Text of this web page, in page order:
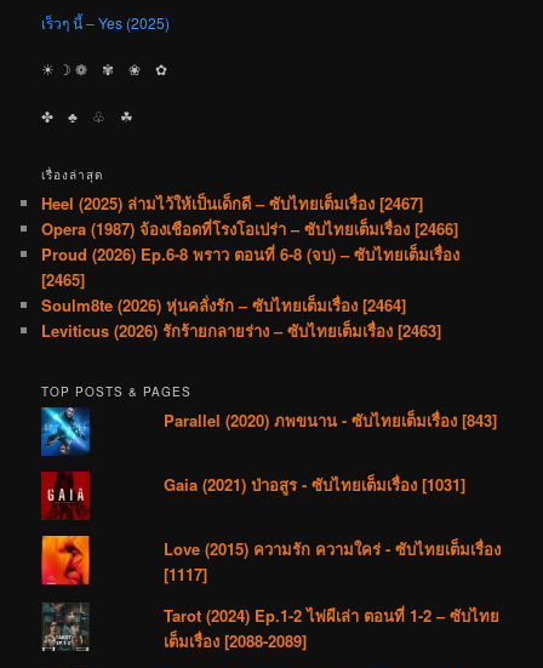
เร็วๆ นี้ – Yes (2025)
☀︎ ☽ ❁ ✾ ❀ ✿
✤ ♣︎ ♧ ☘︎
เรื่องล่าสุด
Heel (2025) ล่ามไว้ให้เป็นเด็กดี – ซับไทยเต็มเรื่อง [2467]
Opera (1987) จ้องเชือดที่โรงโอเปร่า – ซับไทยเต็มเรื่อง [2466]
Proud (2026) Ep.6-8 พราว ตอนที่ 6-8 (จบ) – ซับไทยเต็มเรื่อง
[2465]
Soulm8te (2026) หุ่นคลั่งรัก – ซับไทยเต็มเรื่อง [2464]
Leviticus (2026) รักร้ายกลายร่าง – ซับไทยเต็มเรื่อง [2463]
TOP POSTS & PAGES
Parallel (2020) ภพขนาน - ซับไทยเต็มเรื่อง [843]
Gaia (2021) ป่าอสูร - ซับไทยเต็มเรื่อง [1031]
Love (2015) ความรัก ความใคร่ - ซับไทยเต็มเรื่อง
[1117]
Tarot (2024) Ep.1-2 ไพ่ผีเล่า ตอนที่ 1-2 – ซับไทย
เต็มเรื่อง [2088-2089]